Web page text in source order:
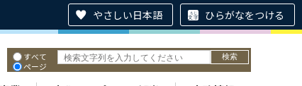
やさしい日本語 ひらがなをつける
すべて
ページ